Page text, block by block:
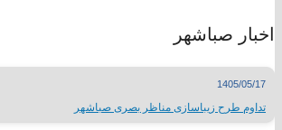
اخبار صباشهر
1405/05/17
تداوم طرح زیباسازی مناظر بصری صباشهر